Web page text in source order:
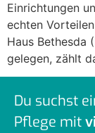
Einrichtungen
echten
Haus Bethesda
gelegen, zählt
Du suchst
Pflege mit